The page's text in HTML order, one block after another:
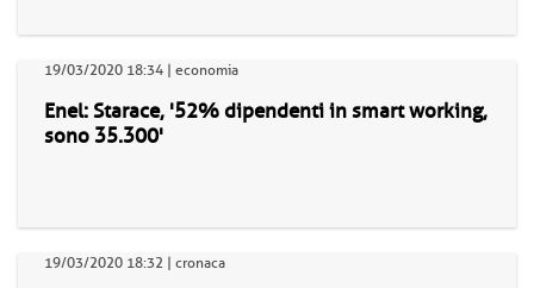
19/03/2020 18:34 | economia
Enel: Starace, '52% dipendenti in smart working,
sono 35.300'
19/03/2020 18:32 | cronaca